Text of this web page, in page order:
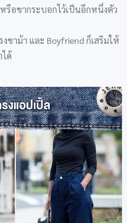
รือขากระบอกไว้เป็นอีกหนึ่งตัว
ขาม้า และ Boyfriend ก็เสริมให้
ด้